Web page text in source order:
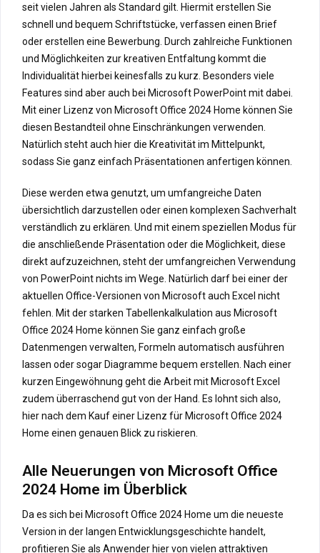
seit vielen Jahren als Standard gilt. Hiermit erstellen Sie
schnell und bequem Schriftstücke, verfassen einen Brief
oder erstellen eine Bewerbung. Durch zahlreiche Funktionen
und Möglichkeiten zur kreativen Entfaltung kommt die
Individualität hierbei keinesfalls zu kurz. Besonders viele
Features sind aber auch bei Microsoft PowerPoint mit dabei.
Mit einer Lizenz von Microsoft Office 2024 Home können Sie
diesen Bestandteil ohne Einschränkungen verwenden.
Natürlich steht auch hier die Kreativität im Mittelpunkt,
sodass Sie ganz einfach Präsentationen anfertigen können.
Diese werden etwa genutzt, um umfangreiche Daten
übersichtlich darzustellen oder einen komplexen Sachverhalt
verständlich zu erklären. Und mit einem speziellen Modus für
die anschließende Präsentation oder die Möglichkeit, diese
direkt aufzuzeichnen, steht der umfangreichen Verwendung
von PowerPoint nichts im Wege. Natürlich darf bei einer der
aktuellen Office-Versionen von Microsoft auch Excel nicht
fehlen. Mit der starken Tabellenkalkulation aus Microsoft
Office 2024 Home können Sie ganz einfach große
Datenmengen verwalten, Formeln automatisch ausführen
lassen oder sogar Diagramme bequem erstellen. Nach einer
kurzen Eingewöhnung geht die Arbeit mit Microsoft Excel
zudem überraschend gut von der Hand. Es lohnt sich also,
hier nach dem Kauf einer Lizenz für Microsoft Office 2024
Home einen genauen Blick zu riskieren.
Alle Neuerungen von Microsoft Office
2024 Home im Überblick
Da es sich bei Microsoft Office 2024 Home um die neueste
Version in der langen Entwicklungsgeschichte handelt,
profitieren Sie als Anwender hier von vielen attraktiven